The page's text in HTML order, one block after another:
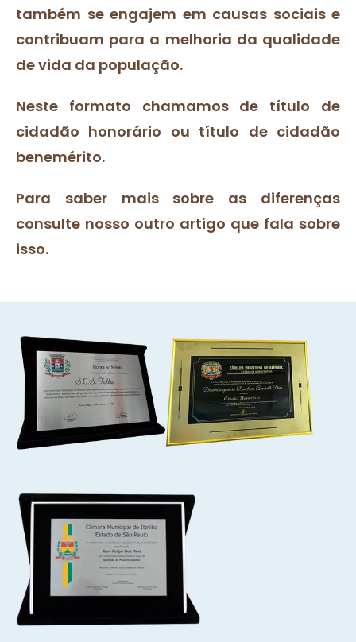
também se engajem em causas sociais e
contribuam para a melhoria da qualidade
de vida da população.
Neste formato chamamos de título de
cidadão honorário ou título de cidadão
benemérito.
Para saber mais sobre as diferenças
consulte nosso outro artigo que fala sobre
isso.